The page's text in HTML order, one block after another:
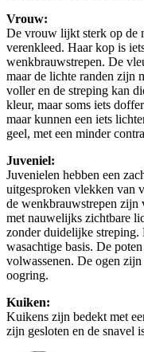
Vrouw:
De vrouw lijkt sterk op de
verenkleed. Haar kop is
wenkbrauwstrepen. De
maar de lichte randen zijn
voller en de streping kan
kleur, maar soms iets
maar kunnen een iets
geel, met een minder
Juveniel:
Juvenielen hebben een
uitgesproken vlekken van
de wenkbrauwstrepen
met nauwelijks zichtbare
zonder duidelijke streping.
wasachtige basis. De
volwassenen. De ogen
oogring.
Kuiken:
Kuikens zijn bedekt met
zijn gesloten en de snavel